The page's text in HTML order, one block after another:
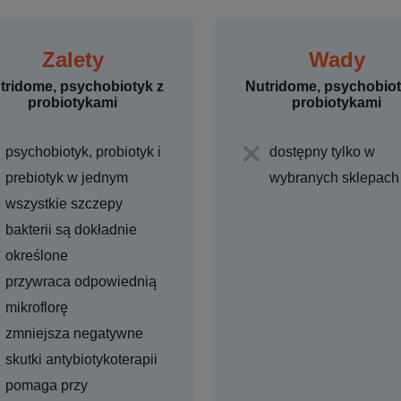
Zalety
psychobiotyk z
probiotykami
psychobiotyk, probiotyk i
prebiotyk w jednym
wszystkie szczepy
bakterii są dokładnie
określone
przywraca odpowiednią
mikroflorę
zmniejsza negatywne
skutki antybiotykoterapii
pomaga przy
Wady
Nutridome,
probiotykami
dostępny tylko w
wybranych sklepach